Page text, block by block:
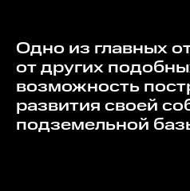
Одно из главных отличий Dungeons
от других
возможность
развития своей
подземельной